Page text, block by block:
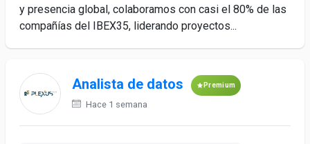
y presencia global, colaboramos con casi el 80% de las
compañías del IBEX35, liderando proyectos...
Analista de datos Premium
Hace 1 semana